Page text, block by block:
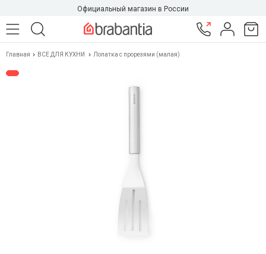
Официальный магазин в России
Главная ВСЕ ДЛЯ КУХНИ Лопатка с прорезями (малая)